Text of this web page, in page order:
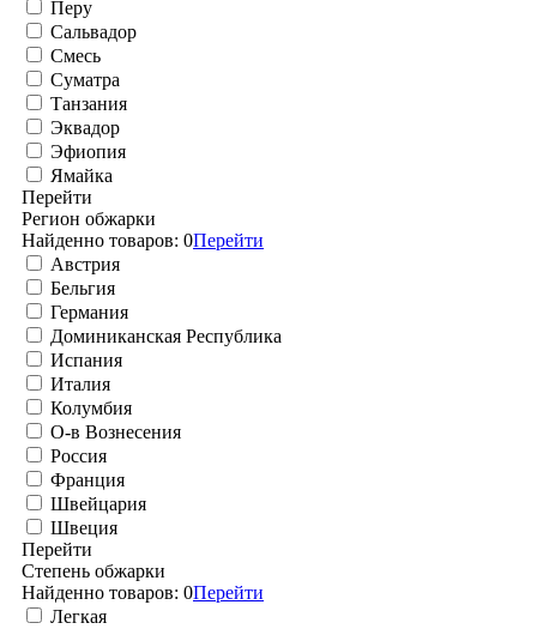
Перу
Сальвадор
Смесь
Суматра
Танзания
Эквадор
Эфиопия
Ямайка
Перейти
Регион обжарки
Найденно товаров: 0Перейти
Австрия
Бельгия
Германия
Доминиканская Республика
Испания
Италия
Колумбия
О-в Вознесения
Россия
Франция
Швейцария
Швеция
Перейти
Степень обжарки
Найденно товаров: 0Перейти
Легкая